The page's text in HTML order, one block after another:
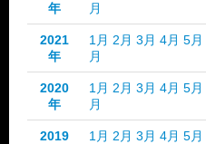
年
月
2021
年
1月 2月 3月 4月 5月
月
2020
年
1月 2月 3月 4月 5月
月
2019
1月 2月 3月 4月 5月